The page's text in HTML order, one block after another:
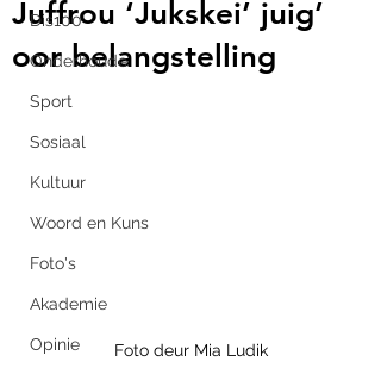
Dis100
Onderhoude
Sport
Sosiaal
Kultuur
Woord en Kuns
Foto's
Akademie
Opinie
Juffrou ‘Jukskei’ juig’
oor belangstelling
Foto deur Mia Ludik